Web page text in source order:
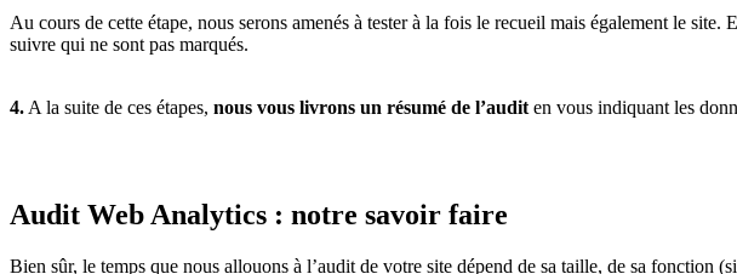
Au cours de cette étape, nous serons amenés à tester à la fois le recueil mais également le
suivre qui ne sont pas marqués.
4. A la suite de ces étapes, nous vous livrons un résumé de l’audit en vous indiquant les
Audit Web Analytics : notre savoir faire
Bien sûr, le temps que nous allouons à l’audit de votre site dépend de sa taille, de sa